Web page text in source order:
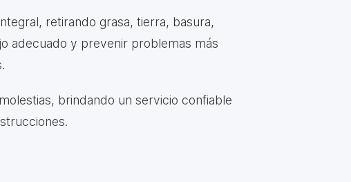
retirando grasa, tierra, basura,
adecuado y prevenir problemas más
brindando un servicio confiable